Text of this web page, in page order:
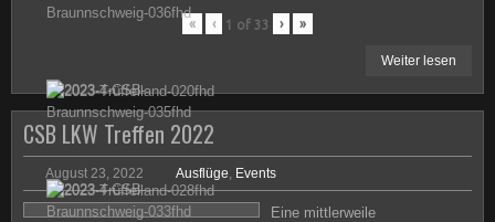
« ‹ 1 of 33 › »
Weiter lesen
CSB LKW Treffen 2022
August 23, 2022 Ausflüge, Events
Eine mittlerweile